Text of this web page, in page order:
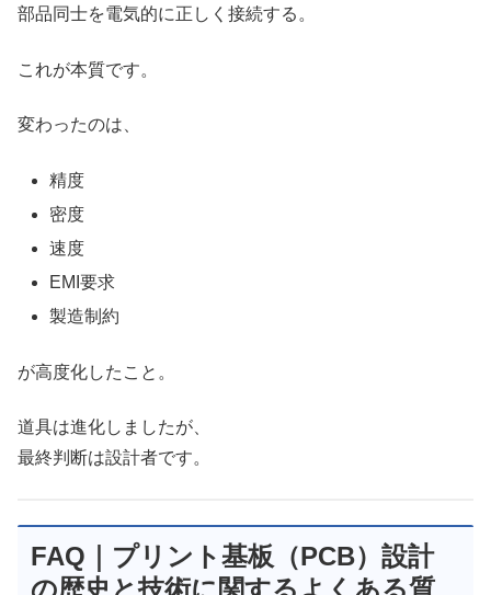
部品同士を電気的に正しく接続する。
これが本質です。
変わったのは、
精度
密度
速度
EMI要求
製造制約
が高度化したこと。
道具は進化しましたが、
最終判断は設計者です。
FAQ｜プリント基板（PCB）設計
の歴史と技術に関するよくある質